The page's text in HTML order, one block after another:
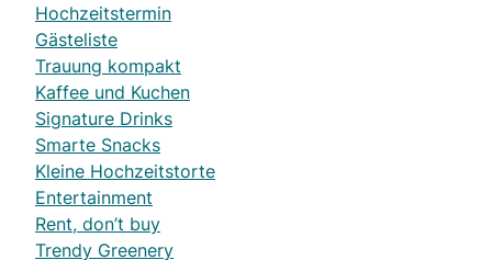
Hochzeitstermin
Gästeliste
Trauung kompakt
Kaffee und Kuchen
Signature Drinks
Smarte Snacks
Kleine Hochzeitstorte
Entertainment
Rent, don’t buy
Trendy Greenery